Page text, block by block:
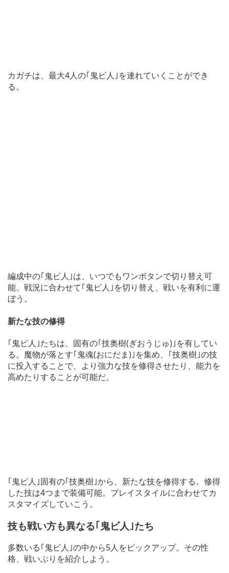
カガチは、最大4人の｢鬼ビ人｣を連れていくことができ
る。
編成中の｢鬼ビ人｣は、いつでもワンボタンで切り替え可
能。戦況に合わせて｢鬼ビ人｣を切り替え、戦いを有利に運
ぼう。
新たな技の修得
｢鬼ビ人｣たちは、固有の｢技奥樹(ぎおうじゅ)｣を有してい
る。魔物が落とす｢鬼魂(おにだま)｣を集め、｢技奥樹｣の技
に投入することで、より強力な技を修得させたり、能力を
高めたりすることが可能だ。
｢鬼ビ人｣固有の｢技奥樹｣から、新たな技を修得する。修得
した技は4つまで装備可能。プレイスタイルに合わせてカ
スタマイズしていこう。
技も戦い方も異なる｢鬼ビ人｣たち
多数いる｢鬼ビ人｣の中から5人をピックアップ。その性
格、戦いぶりを紹介しよう。